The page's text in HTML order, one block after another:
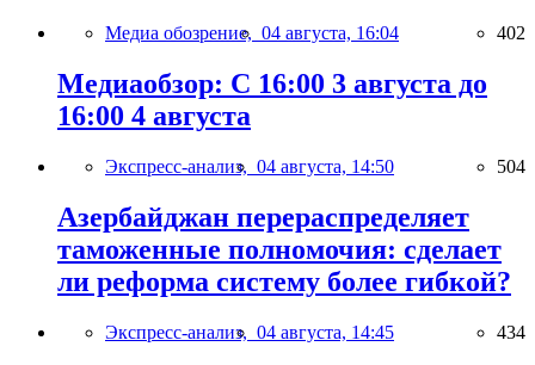
Медиа обозрение, 04 августа, 16:04 402
Медиаобзор: С 16:00 3 августа до
16:00 4 августа
Экспресс-анализ, 04 августа, 14:50 504
Азербайджан перераспределяет
таможенные полномочия: сделает
ли реформа систему более гибкой?
Экспресс-анализ, 04 августа, 14:45 434